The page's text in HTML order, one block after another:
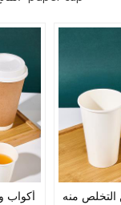
أكواب
منه